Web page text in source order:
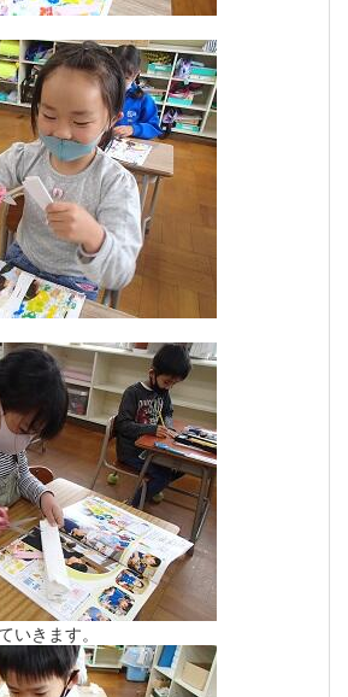
いきます。